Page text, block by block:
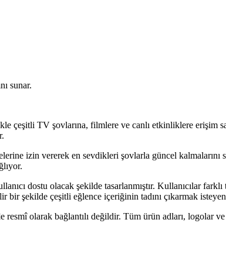
sunar.
çeşitli TV şovlarına, filmlere ve canlı etkinliklere erişim
izin vererek en sevdikleri şovlarla güncel kalmalarını
dostu olacak şekilde tasarlanmıştır. Kullanıcılar
şekilde çeşitli eğlence içeriğinin tadını çıkarmak
olarak bağlantılı değildir. Tüm ürün adları, logolar